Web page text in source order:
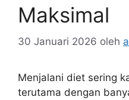
Maksimal
30 Januari 2026 oleh
Menjalani diet sering
terutama dengan